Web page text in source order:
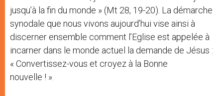
jusqu’à la fin du monde » (Mt 28, 19-20). La démarche
synodale que nous vivons aujourd’hui vise ainsi à
discerner ensemble comment l’Eglise est appelée à
incarner dans le monde actuel la demande de Jésus :
« Convertissez-vous et croyez à la Bonne
nouvelle ! ».